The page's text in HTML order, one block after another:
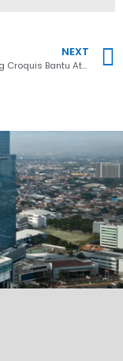
NEXT
Tarik Benang Croquis Bantu Atasi Kontur Wajahmu